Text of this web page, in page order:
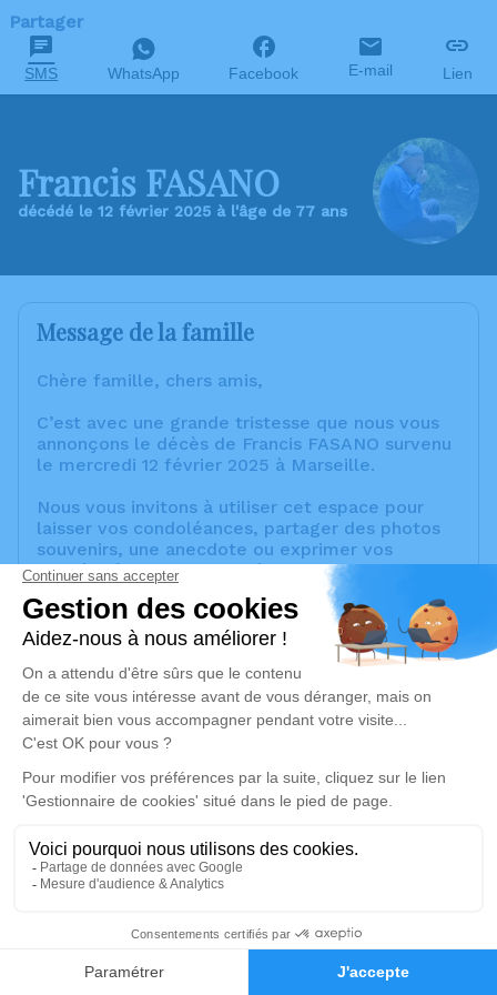
Faire-part Hommages
Partager
SMS WhatsApp Facebook E-mail Lien
Francis FASANO
décédé le 12 février 2025 à l'âge de 77 ans
Message de la famille
Chère famille, chers amis,
C’est avec une grande tristesse que nous vous
annonçons le décès de Francis FASANO survenu
le mercredi 12 février 2025 à Marseille.
Nous vous invitons à utiliser cet espace pour
laisser vos condoléances, partager des photos
souvenirs, une anecdote ou exprimer vos
pensées à travers des poèmes ou des textes.
Cet endroit est un lieu d'expression dédié à
honorer la mémoire de Francis FASANO.
Un service de plantation d’arbre hommage est
disponible ici.
Cérémonie religieuse
Crématorium de Provence et Parc Mémorial
de Provence d'Aix-en-Provence
13290 Aix-en-Provence